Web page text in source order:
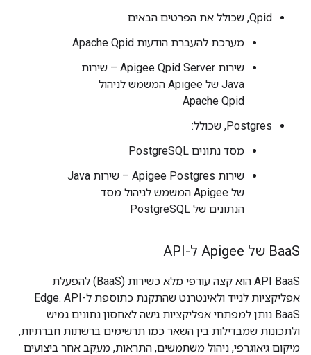
Qpid, שכולל את הפרטים הבאים
מערכת להעברת הודעות Apache Qpid
שירות Apigee Qpid Server – שירות
Java של Apigee המשמש לניהול
Apache Qpid
Postgres, שכולל:
מסד נתונים PostgreSQL
שירות Apigee Postgres – שירות Java
של Apigee המשמש לניהול מסד
הנתונים של PostgreSQL
BaaS של Apigee ל-API
API BaaS הוא קצה עורפי מלא כשירות (BaaS) להפעלת
אפליקציות לנייד ולאינטרנט שהתקנת כתוספת ל-Edge. API
BaaS נותן למפתחי אפליקציות גישה לאחסון נתונים גמיש
ולתכונות שמבדילות בין השאר כמו תרשימים ברשתות חברתיות,
מיקום גיאוגרפי, ניהול משתמשים, התראות, מעקב אחר ביצועים